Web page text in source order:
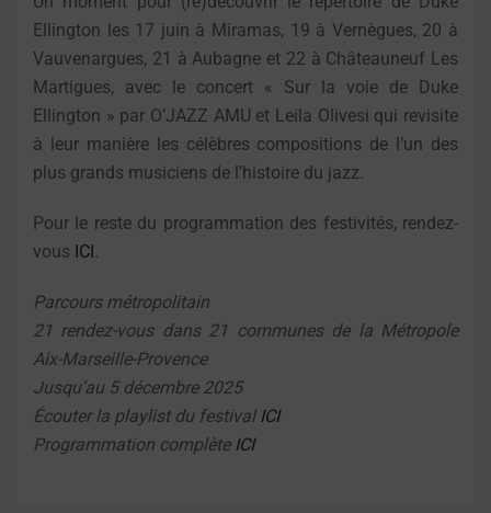
Ellington les 17 juin à Miramas, 19 à Vernègues, 20 à
Vauvenargues, 21 à Aubagne et 22 à Châteauneuf Les
Martigues, avec le concert « Sur la voie de Duke
Ellington » par O’JAZZ AMU et Leila Olivesi qui revisite
à leur manière les célèbres compositions de l’un des
plus grands musiciens de l’histoire du jazz.
Pour le reste du programmation des festivités, rendez-
vous ICI.
Parcours métropolitain
21 rendez-vous dans 21 communes de la Métropole
Aix-Marseille-Provence
Jusqu’au 5 décembre 2025
Écouter la playlist du festival ICI
Programmation complète ICI